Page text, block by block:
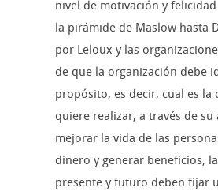
nivel de motivación y
la pirámide de Maslow hasta
por Leloux y las
de que la organización debe
propósito, es decir, cual es
quiere realizar, a través de su
mejorar la vida de las
dinero y generar beneficios,
presente y futuro deben fijar